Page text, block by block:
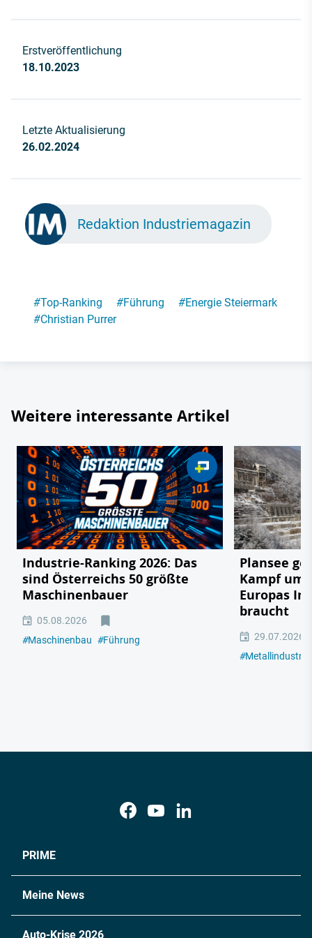
Erstveröffentlichung
18.10.2023
Letzte Aktualisierung
26.02.2024
Redaktion Industriemagazin
#Top-Ranking #Führung #Energie Steiermark
#Christian Purrer
Weitere interessante Artikel
Industrie-Ranking 2026: Das
sind Österreichs 50 größte
Maschinenbauer
05.08.2026
#Maschinenbau #Führung
Plansee
Kampf um
Europas
braucht
29.07.2026
#Metallindustrie
PRIME
Meine News
Auto-Krise 2026